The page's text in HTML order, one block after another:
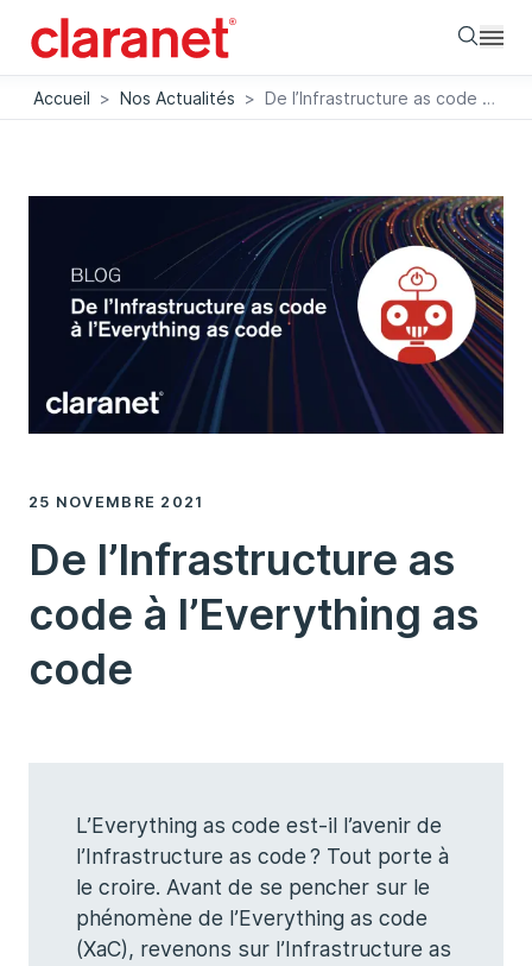
Accueil > Nos Actualités > De l’Infrastructure as code à l’Everything as code
25 NOVEMBRE 2021
De l’Infrastructure as
code à l’Everything as
code
L’Everything as code est-il l’avenir de
l’Infrastructure as code ? Tout porte à
le croire. Avant de se pencher sur le
phénomène de l’Everything as code
(XaC), revenons sur l’Infrastructure as